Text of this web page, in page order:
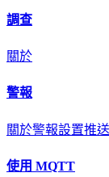
調查
關於
警報
關於警報設置推
使用 MQTT